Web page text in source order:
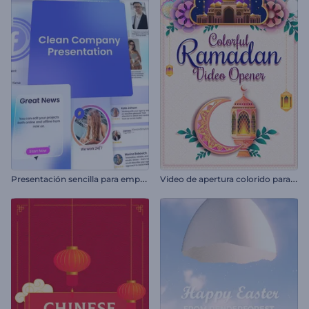
P
resentación sencilla para empresas V
ideo de apertura colorido para Ramadán